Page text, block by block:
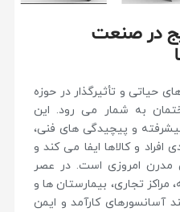
در صنعت
حیاتی و تأثیرگذار در حوزه
به شمار می رود. این
و پیچیدگی های فنی،
و کالاها ایفا می کند و
مدرن امروزی است. در عصر
مراکز تجاری، بیمارستان ها و
آسانسورهای کارآمد و ایمن